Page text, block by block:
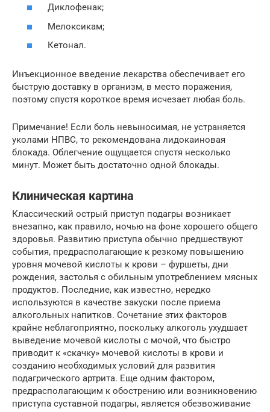
Диклофенак;
Мелоксикам;
Кетонал.
Инъекционное введение лекарства обеспечивает его
быструю доставку в организм, в место поражения,
поэтому спустя короткое время исчезает любая боль.
Примечание! Если боль невыносимая, не устраняется
уколами НПВС, то рекомендована лидокаиновая
блокада. Облегчение ощущается спустя несколько
минут. Может быть достаточно одной блокады.
Клиническая картина
Классический острый приступ подагры возникает
внезапно, как правило, ночью на фоне хорошего общего
здоровья. Развитию приступа обычно предшествуют
события, предрасполагающие к резкому повышению
уровня мочевой кислоты к крови – фуршеты, дни
рождения, застолья с обильным употреблением мясных
продуктов. Последние, как известно, нередко
используются в качестве закуски после приема
алкогольных напитков. Сочетание этих факторов
крайне неблагоприятно, поскольку алкоголь ухудшает
выведение мочевой кислоты с мочой, что быстро
приводит к «скачку» мочевой кислоты в крови и
созданию необходимых условий для развития
подагрического артрита. Еще одним фактором,
предрасполагающим к обострению или возникновению
приступа суставной подагры, является обезвоживание